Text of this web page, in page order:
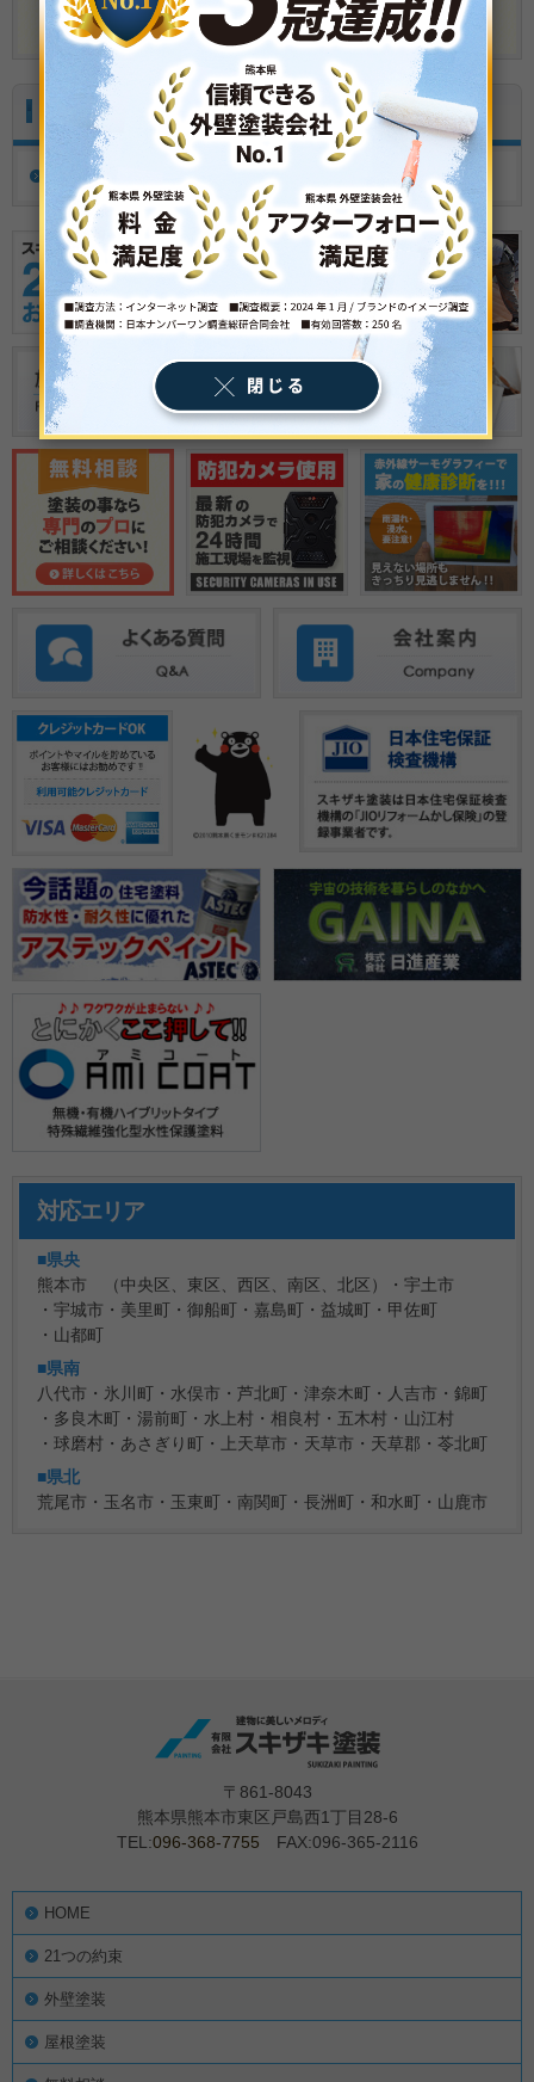
メールでのお問い合わせ
お客様の声 Voice
お客様の声一覧
対応エリア
■県央
熊本市 （中央区、東区、西区、南区、北区）
宇土市
宇城市
美里町 御船町 嘉島町 益城町
甲佐町
山都町
■県南
八代市
氷川町 水俣市 芦北町 津奈木町 人吉市
錦町
多良木町
湯前町 水上村 相良村 五木村
山江村
球磨村
あさぎり町 上天草市 天草市 天草郡
苓北町
■県北
荒尾市
玉名市 玉東町 南関町 長洲町 和水町 山鹿市
〒861-8043
熊本県熊本市東区戸島西1丁目28-6
TEL:096-368-7755 FAX:096-365-2116
HOME
21つの約束
外壁塗装
屋根塗装